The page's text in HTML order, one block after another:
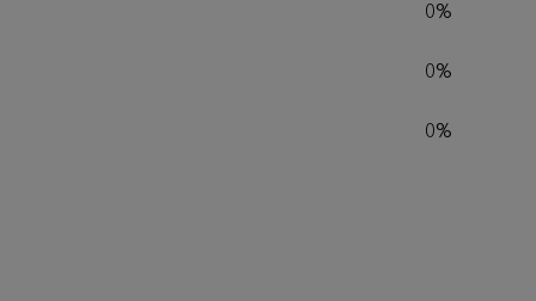
0%
0%
0%